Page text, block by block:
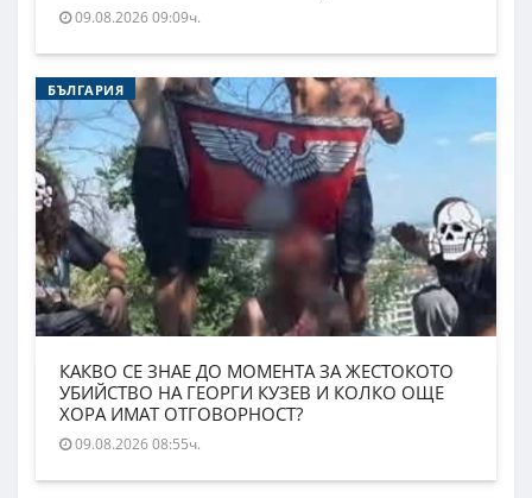
09.08.2026 09:09ч.
БЪЛГАРИЯ
КАКВО СЕ ЗНАЕ ДО МОМЕНТА ЗА ЖЕСТОКОТО
УБИЙСТВО НА ГЕОРГИ КУЗЕВ И КОЛКО ОЩЕ
ХОРА ИМАТ ОТГОВОРНОСТ?
09.08.2026 08:55ч.